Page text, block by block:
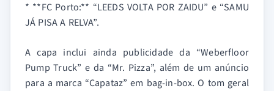
* **FC Porto:** “LEEDS VOLTA POR ZAIDU” e “SAMU
JÁ PISA A RELVA”.
A capa inclui ainda publicidade da “Weberfloor
Pump Truck” e da “Mr. Pizza”, além de um anúncio
para a marca “Capataz” em bag-in-box. O tom geral